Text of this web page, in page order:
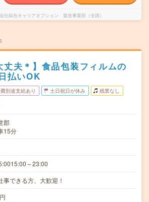
社綜合キャリアオプション 製造事業部（全国）
丈夫＊】食品包装フィルムの
払いOK
別途支給あり 土日祝日が休み 残業なし
郡
15分
～23:00
事できる方、大歓迎！